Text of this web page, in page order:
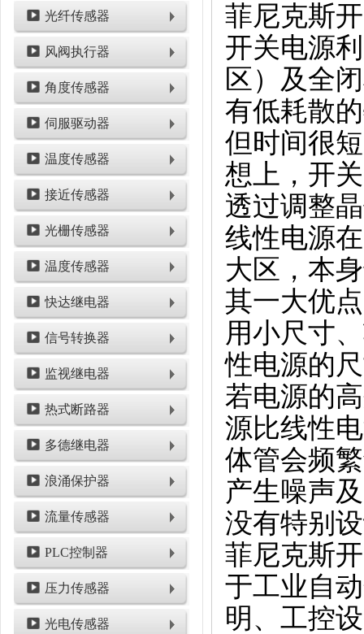
光纤传感器
风阀执行器
角度传感器
伺服驱动器
温度传感器
接近传感器
光栅传感器
温度传感器
快达继电器
信号转换器
监视继电器
热式断路器
多德继电器
浪涌保护器
流量传感器
PLC控制器
压力传感器
光电传感器
菲尼克斯
开关电源
区）及全
有低耗散
但时间很
想上，开
透过调整
线性电源
大区，本
其一大优
用小尺寸
性电源的
若电源的
源比线性
体管会频
产生噪声
没有特别
菲尼克斯
于工业自
明、工控